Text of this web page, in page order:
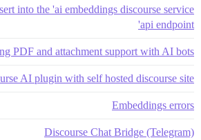
into the 'ai embeddings discourse service
api endpoint'
PDF and attachment support with AI bots
AI plugin with self hosted discourse site
Embeddings errors
Discourse Chat Bridge (Telegram)